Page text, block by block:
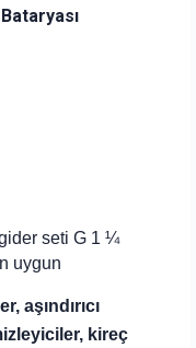
seti G 1 ¼
uygun
aşındırıcı
kireç